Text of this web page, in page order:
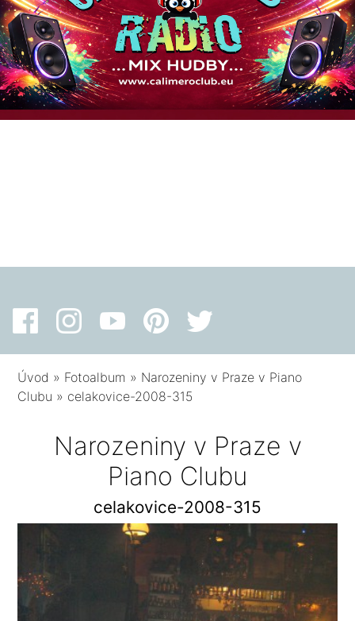
Úvod » Fotoalbum » Narozeniny v Praze v Piano
Clubu » celakovice-2008-315
Narozeniny v Praze v
Piano Clubu
celakovice-2008-315